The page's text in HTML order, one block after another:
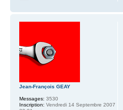
Jean-François GEAY
Messages: 3530
Inscription: Vendredi 14 Septembre 2007